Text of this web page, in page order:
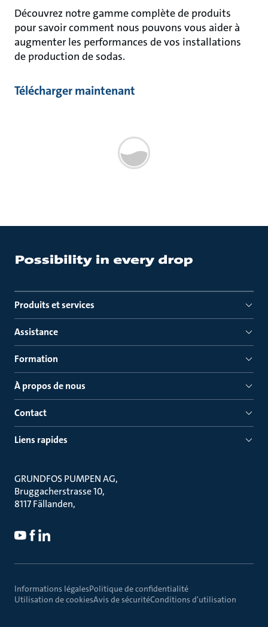
Découvrez notre gamme complète de produits
pour savoir comment nous pouvons vous aider à
augmenter les performances de vos installations
de production de sodas.
Télécharger maintenant
Produits et services
Assistance
Formation
À propos de nous
Contact
Liens rapides
GRUNDFOS PUMPEN AG
Bruggacherstrasse 10
8117 Fällanden
Informations légalesPolitique de confidentialité
Utilisation de cookiesAvis de sécuritéConditions d'utilisation